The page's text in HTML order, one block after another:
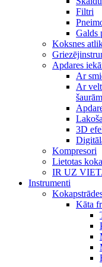
Filtri
Galds
Koksnes
Apdares
Ar
Ar
3D
Kompresori
Lietotas
IR UZ
Instrumenti
Kāta